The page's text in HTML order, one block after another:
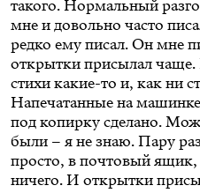
такого. Нормальный
мне и довольно часто
редко ему писал. Он мне
открытки присылал
стихи какие-то и, как ни
Напечатанные на
под копирку сделано.
были – я не знаю. Пару
просто, в почтовый ящик,
ничего. И открытки